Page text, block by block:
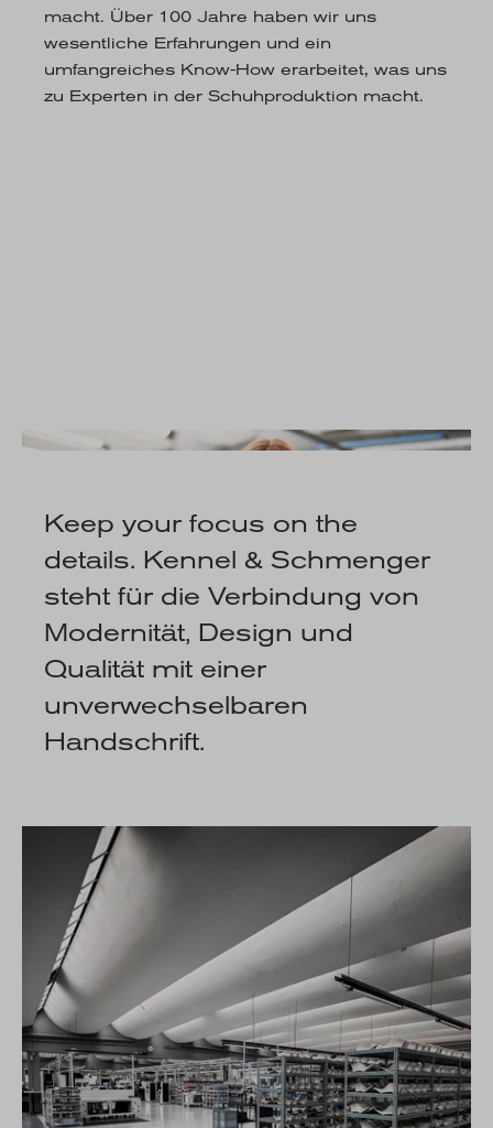
macht. Über 100 Jahre haben wir uns
wesentliche Erfahrungen und ein
umfangreiches Know-How erarbeitet, was uns
zu Experten in der Schuhproduktion macht.
Keep your focus on the
details. Kennel & Schmenger
steht für die Verbindung von
Modernität, Design und
Qualität mit einer
unverwechselbaren
Handschrift.